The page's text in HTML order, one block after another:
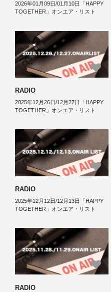
2026年01月09日/01月10日「HAPPY
TOGETHER」オンエア・リスト
RADIO
2025年12月26日/12月27日「HAPPY
TOGETHER」オンエア・リスト
RADIO
2025年12月12日/12月13日「HAPPY
TOGETHER」オンエア・リスト
RADIO